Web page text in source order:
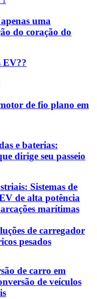
uma
do coração do
EV??
de fio plano em
e baterias:
dirige seu passeio
Sistemas de
de alta potência
marítimas
de carregador
pesados
de carro em
de veículos